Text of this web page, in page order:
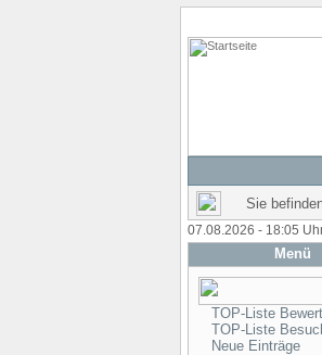
Sie
07.08.2026 - 18:05
Menü
TOP-Liste
TOP-Liste
Neue Einträge